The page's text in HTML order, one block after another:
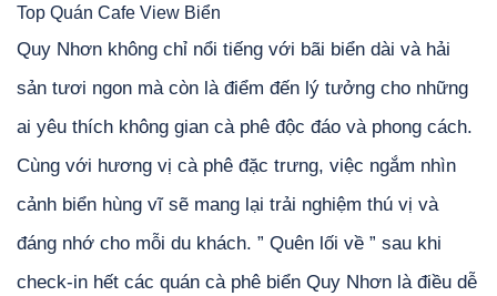
Top Quán Cafe View Biển
Quy Nhơn không chỉ nổi tiếng với bãi biển dài và hải
sản tươi ngon mà còn là điểm đến lý tưởng cho những
ai yêu thích không gian cà phê độc đáo và phong cách.
Cùng với hương vị cà phê đặc trưng, việc ngắm nhìn
cảnh biển hùng vĩ sẽ mang lại trải nghiệm thú vị và
đáng nhớ cho mỗi du khách. ” Quên lối về ” sau khi
check-in hết các quán cà phê biển Quy Nhơn là điều dễ